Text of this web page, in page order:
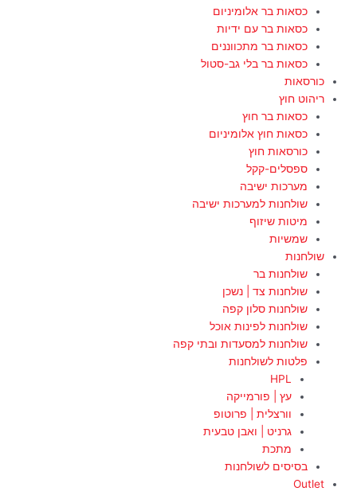
כסאות בר אלומיניום
כסאות בר עם ידיות
כסאות בר מתכווננים
כסאות בר בלי גב-סטול
כורסאות
ריהוט חוץ
כסאות בר חוץ
כסאות חוץ אלומיניום
כורסאות חוץ
ספסלים-קקל
מערכות ישיבה
שולחנות למערכות ישיבה
מיטות שיזוף
שמשיות
שולחנות
שולחנות בר
שולחנות צד | נשכן
שולחנות סלון קפה
שולחנות לפינות אוכל
שולחנות למסעדות ובתי קפה
פלטות לשולחנות
HPL
עץ | פורמייקה
וורצלית | פרוטופ
גרניט | ואבן טבעית
מתכת
בסיסים לשולחנות
Outlet